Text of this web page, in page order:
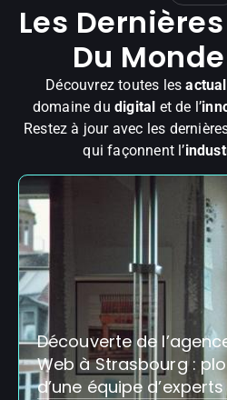
Les
Du
Découvrez toutes les
domaine du digital et de l’
Restez à jour avec les
qui façonnent l’
Découverte de
Web à Strasbourg :
d’une équipe